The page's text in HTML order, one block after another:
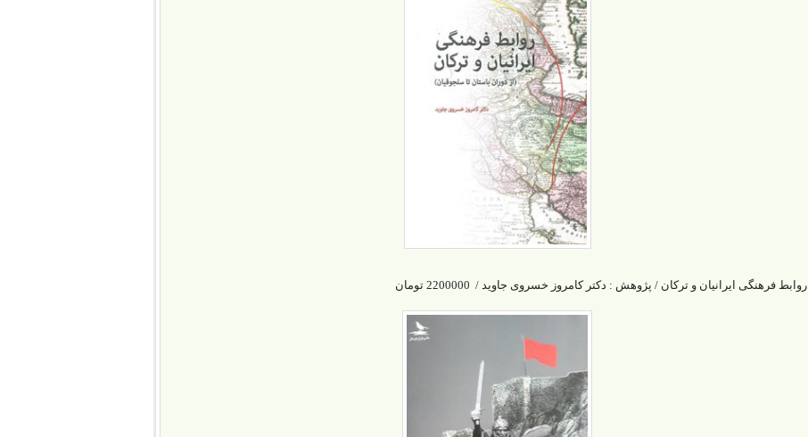
روابط فرهنگی ایرانیان و ترکان / پژوهش : دکتر کامروز خسروی جاوید / 2200000 تومان